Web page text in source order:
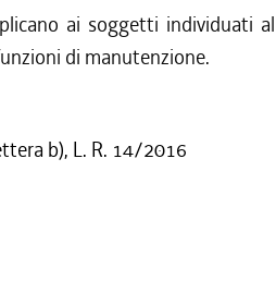
ai soggetti individuati al
di manutenzione.
b), L. R. 14/2016